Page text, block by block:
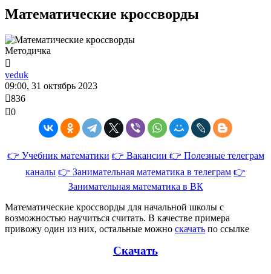
Математические кроссворды
Методичка
veduk
09:00, 31 октябрь 2023
836
0
👉 Учебник математики 👉 Вакансии 👉 Полезные телеграм
каналы 👉 Занимательная математика в телеграм 👉
Занимательная математика в ВК
Математические кроссворды для начальной школы с
возможностью научиться считать. В качестве примера
привожу один из них, остальные можно скачать по ссылке
Скачать